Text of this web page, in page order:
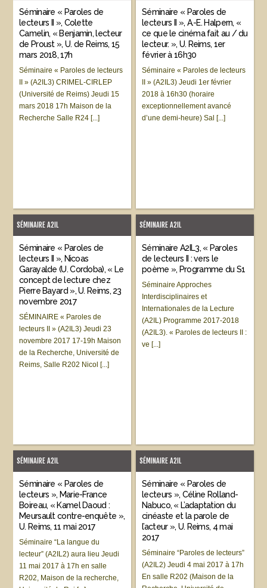
Séminaire « Paroles de
lecteurs II », Colette
Camelin, « Benjamin, lecteur
de Proust », U. de Reims, 15
mars 2018, 17h
Séminaire « Paroles de lecteurs
II » (A2IL3) CRIMEL-CIRLEP
(Université de Reims) Jeudi 15
mars 2018 17h Maison de la
Recherche Salle R24 [...]
Séminaire « Paroles de
lecteurs II », A.-E. Halpern, «
ce que le cinéma fait au / du
lecteur. », U. Reims, 1er
février à 16h30
Séminaire « Paroles de lecteurs
II » (A2IL3) Jeudi 1er février
2018 à 16h30 (horaire
exceptionnellement avancé
d’une demi-heure) Sal [...]
SÉMINAIRE A2IL
Séminaire « Paroles de
lecteurs II », Nicoas
Garayalde (U. Cordoba), « Le
concept de lecture chez
Pierre Bayard », U. Reims, 23
novembre 2017
SÉMINAIRE « Paroles de
lecteurs II » (A2IL3) Jeudi 23
novembre 2017 17-19h Maison
de la Recherche, Université de
Reims, Salle R202 Nicol [...]
SÉMINAIRE A2IL
Séminaire A2IL3, « Paroles
de lecteurs II : vers le
poème », Programme du S1
Séminaire Approches
Interdisciplinaires et
Internationales de la Lecture
(A2IL) Programme 2017-2018
(A2IL3). « Paroles de lecteurs II :
ve [...]
SÉMINAIRE A2IL
Séminaire « Paroles de
lecteurs », Marie-France
Boireau, « Kamel Daoud :
Meursault contre-enquête »,
U. Reims, 11 mai 2017
Séminaire “La langue du
lecteur” (A2IL2) aura lieu Jeudi
11 mai 2017 à 17h en salle
R202, Maison de la recherche,
SÉMINAIRE A2IL
Séminaire « Paroles de
lecteurs », Céline Rolland-
Nabuco, « L’adaptation du
cinéaste et la parole de
l’acteur », U. Reims, 4 mai
2017
Séminaire “Paroles de lecteurs”
(A2IL2) Jeudi 4 mai 2017 à 17h
En salle R202 (Maison de la